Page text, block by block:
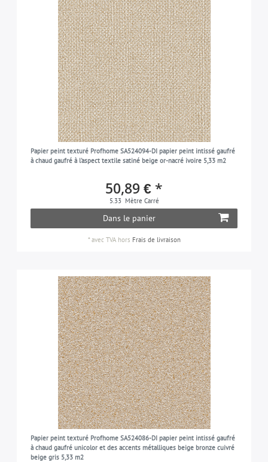
Papier peint texturé Profhome SA524094-DI papier peint intissé gaufré
à chaud gaufré à l'aspect textile satiné beige or-nacré ivoire 5,33 m2
50,89 € *
5.33 Mètre Carré
Dans le panier
*avec TVAhors Frais de livraison
Papier peint texturé Profhome SA524086-DI papier peint intissé gaufré
à chaud gaufré unicolor et des accents métalliques beige bronze cuivré
beige gris 5,33 m2